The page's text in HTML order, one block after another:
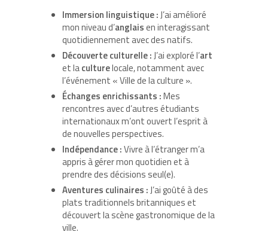
Immersion linguistique :J’ai amélioré
mon niveau d’anglaisen interagissant
quotidiennement avec des natifs.
Découverte culturelle :J’ai exploré l’art
et laculturelocale, notamment avec
l’événement « Ville de la culture ».
Échanges enrichissants :Mes
rencontres avec d’autres étudiants
internationaux m’ont ouvert l’esprit à
de nouvelles perspectives.
Indépendance :Vivre à l’étranger m’a
appris à gérer mon quotidien et à
prendre des décisions seul(e).
Aventures culinaires :J’ai goûté à des
plats traditionnels britanniques et
découvert la scène gastronomique de la
ville.